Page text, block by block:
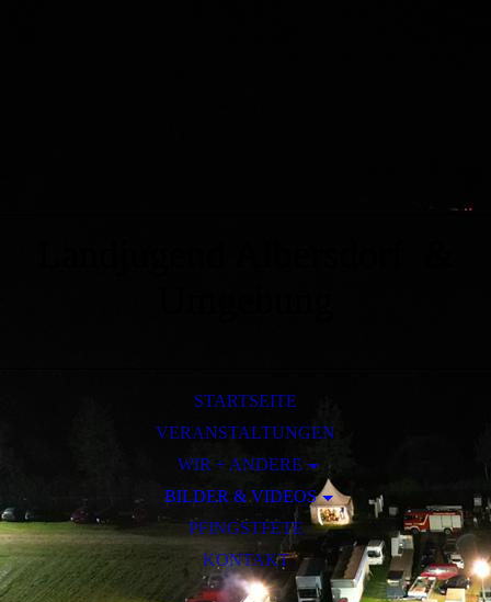
STARTSEITE
VERANSTALTUNGEN
WIR + ANDERE
PARTNER-LAJU DURBACH
BILDER & VIDEOS
2025
2024
2023
PFINGSTFETE
KONTAKT